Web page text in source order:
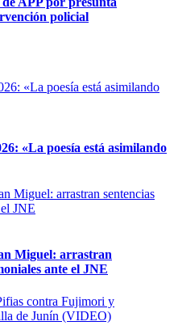
policial
«La poesía está asimilando
Miguel: arrastran
ante el JNE